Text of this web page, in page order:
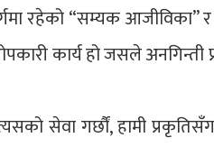
रहेको “सम्यक आजीविका”
कार्य हो जसले अनगिन्ती
सेवा गर्छौं, हामी